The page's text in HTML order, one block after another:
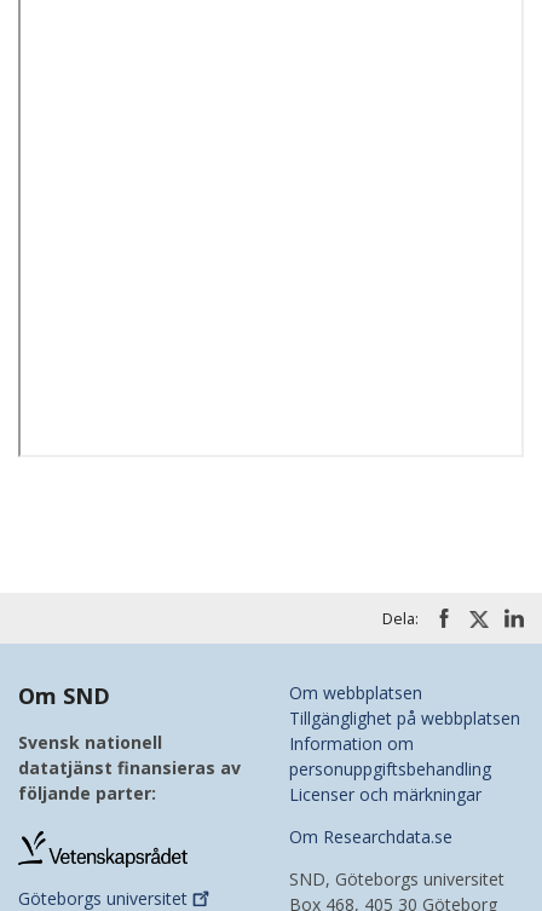
Dela:
Om SND
Svensk nationell
datatjänst finansieras av
följande parter:
Göteborgs universitet
Om webbplatsen
Tillgänglighet på webbplatsen
Information om
personuppgiftsbehandling
Licenser och märkningar
Om Researchdata.se
SND, Göteborgs universitet
Box 468, 405 30 Göteborg